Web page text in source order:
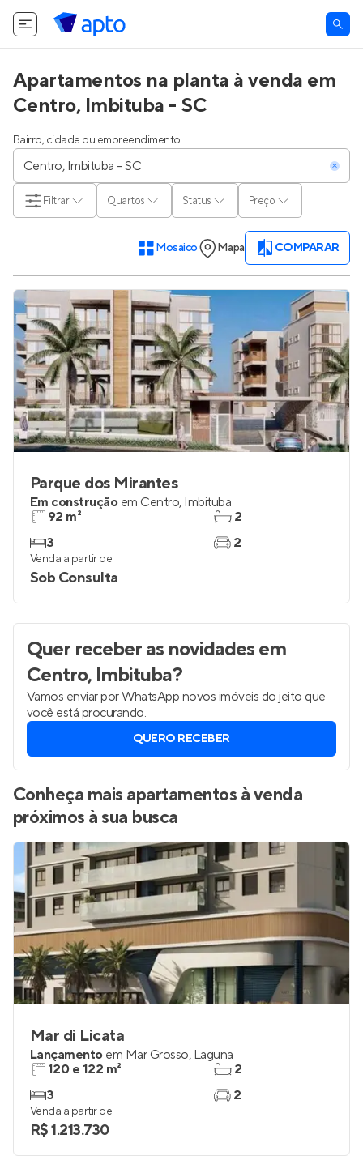
Apartamentos na planta à venda em
Centro, Imbituba - SC
Bairro, cidade ou empreendimento
Quartos Status Preço
Filtrar
Mosaico Mapa COMPARAR
Parque dos Mirantes
Em construção em Centro, Imbituba
92 m²
3
2
2
Venda a partir de
Sob Consulta
Quer receber as novidadesem
Centro, Imbituba?
Vamos enviar por WhatsApp novos imóveis do jeito que
você está procurando.
QUERO RECEBER
Conheça mais apartamentos à venda
próximos à sua busca
Mar di Licata
Lançamento em Mar Grosso, Laguna
120 e 122 m²
3
2
2
Venda a partir de
R$ 1.213.730